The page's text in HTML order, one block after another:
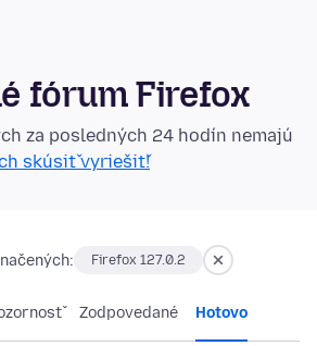
fórum Firefox
za posledných 24 hodín nemajú
skúsiť vyriešiť!
Firefox 127.0.2
Zodpovedané Hotovo